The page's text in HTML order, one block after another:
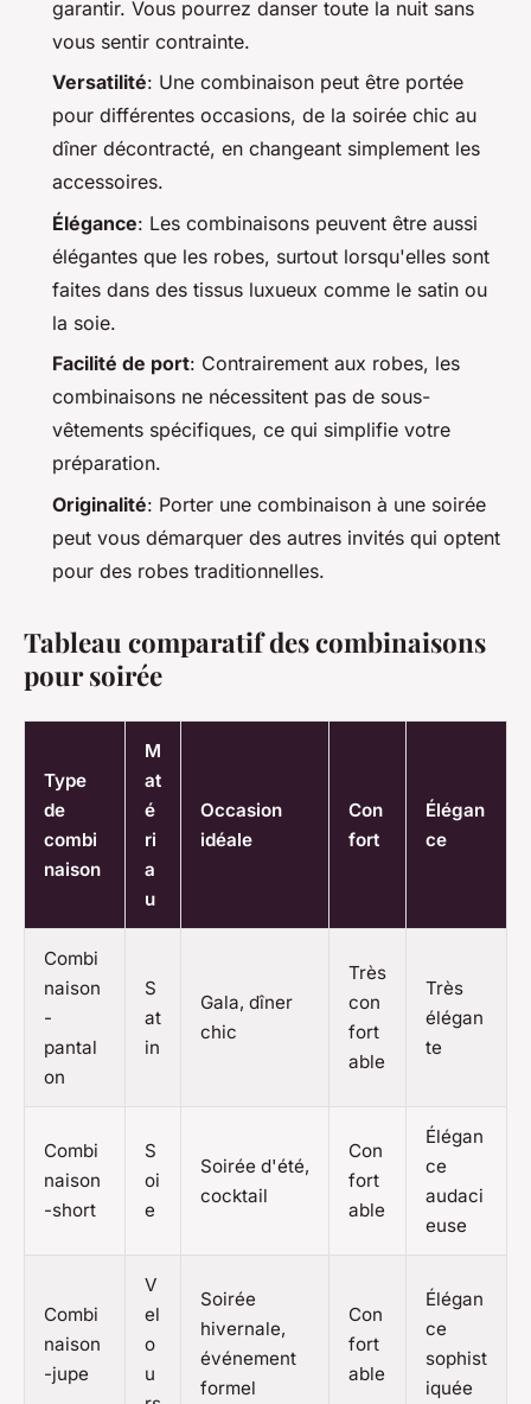
garantir. Vous pourrez danser toute la nuit sans
vous sentir contrainte.
Versatilité: Une combinaison peut être portée
pour différentes occasions, de la soirée chic au
dîner décontracté, en changeant simplement les
accessoires.
Élégance: Les combinaisons peuvent être aussi
élégantes que les robes, surtout lorsqu'elles sont
faites dans des tissus luxueux comme le satin ou
la soie.
Facilité de port: Contrairement aux robes, les
combinaisons ne nécessitent pas de sous-
vêtements spécifiques, ce qui simplifie votre
préparation.
Originalité: Porter une combinaison à une soirée
peut vous démarquer des autres invités qui optent
pour des robes traditionnelles.
Tableau comparatif des combinaisons
pour soirée
Type
de
combi
naison
M
at
é
ri
a
u
Occasion
idéale
Con
fort
Élégan
ce
Combi
naison
-
pantal
on
S
at
in
Gala, dîner
chic
Très
con
fort
able
Très
élégan
te
Combi
naison
-short
S
oi
e
Soirée d'été,
cocktail
Con
fort
able
Élégan
ce
audaci
euse
Combi
naison
-jupe
V
el
o
u
Soirée
hivernale,
événement
formel
Con
fort
able
Élégan
ce
sophist
iquée